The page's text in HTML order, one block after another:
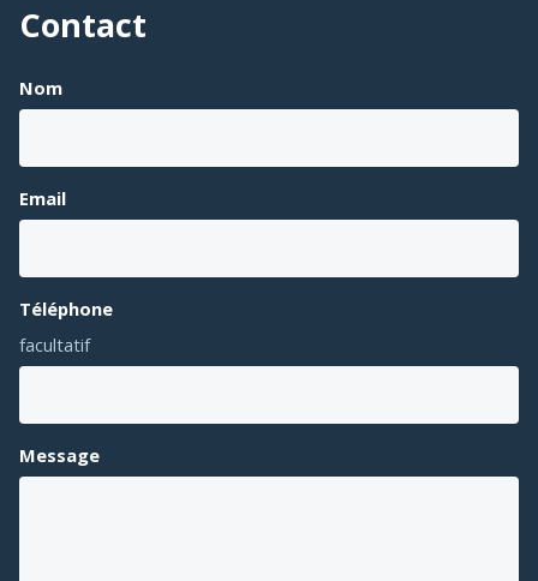
Contact
Nom
Email
Téléphone
facultatif
Message